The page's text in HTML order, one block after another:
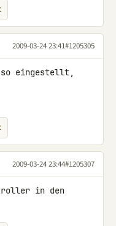
2009-03-24 23:41#1205305
eingestellt,
2009-03-24 23:44#1205307
in den